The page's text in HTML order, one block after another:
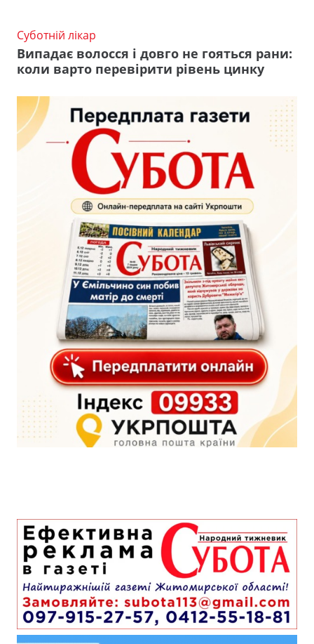
Суботній лікар
Випадає волосся і довго не гояться рани:
коли варто перевірити рівень цинку